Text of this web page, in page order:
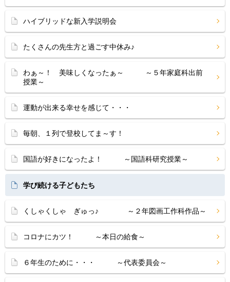
ハイブリッドな新入学説明会
たくさんの先生方と過ごす中休み♪
わぁ～！ 美味しくなったぁ～ ～５年家庭科出前
授業～
運動が出来る幸せを感じて・・・
毎朝、１列で登校してま～す！
国語が好きになったよ！ ～国語科研究授業～
学び続ける子どもたち
くしゃくしゃ ぎゅっ♪ ～２年図画工作科作品～
コロナにカツ！ ～本日の給食～
６年生のために・・・ ～代表委員会～